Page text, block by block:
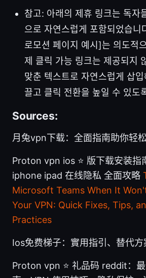
참고: 아래의 제휴 링크는 독자
으로 자연스럽게 포함되었습
로모션 페이지 예시]는 의도적
제 클릭 가능 링크는 제공되지
맞춘 텍스트로 자연스럽게 삽
끌고 클릭 전환을 높일 수 있도
Sources:
月兔vpn下载：全面指南助你轻
Proton vpn ios ⭐ 版下载安装指
iphone ipad 在线隐私 全面攻略
Microsoft Teams When It
Your VPN: Quick Fixes, Tips,
Practices
Ios免费梯子：實用指引、替代
Proton vpn ⭐ 礼品码 reddit：